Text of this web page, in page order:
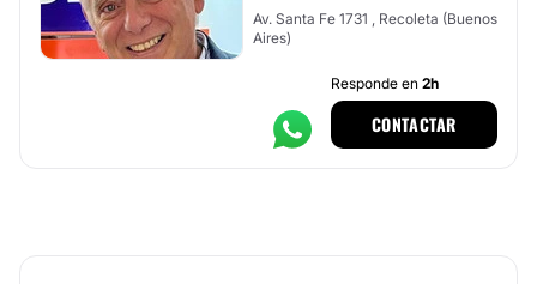
Av. Santa Fe 1731 , Recoleta (Buenos
Aires)
Responde en 2h
CONTACTAR